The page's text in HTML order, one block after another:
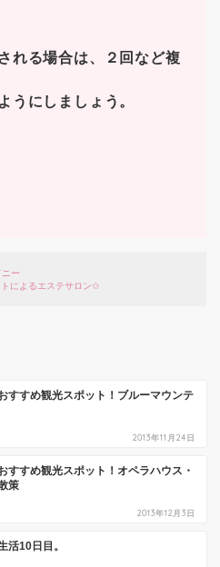
れる場合は、２回など複
うにしましょう。
ニー
によるエステサロン✩
すすめ観光スポット！ブルーマウンテ
2013年11月24日
すすめ観光スポット！オペラハウス・
策
2013年12月3日
活10日目。